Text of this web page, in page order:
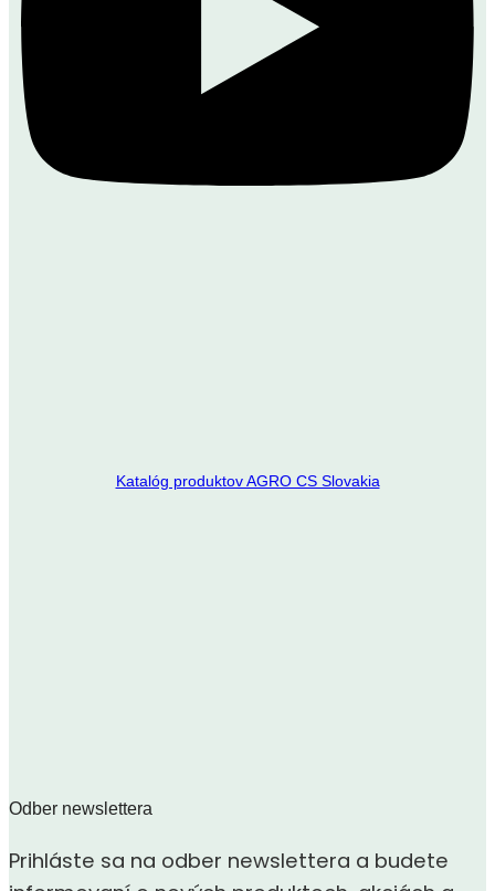
Katalóg produktov AGRO CS Slovakia
Odber newslettera
Prihláste sa na odber newslettera a budete